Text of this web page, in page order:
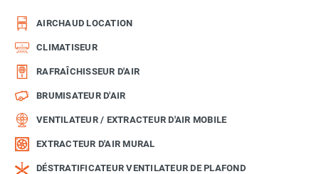
AIRCHAUD LOCATION
CLIMATISEUR
RAFRAÎCHISSEUR D'AIR
BRUMISATEUR D'AIR
VENTILATEUR / EXTRACTEUR D'AIR MOBILE
EXTRACTEUR D'AIR MURAL
DÉSTRATIFICATEUR VENTILATEUR DE PLAFOND